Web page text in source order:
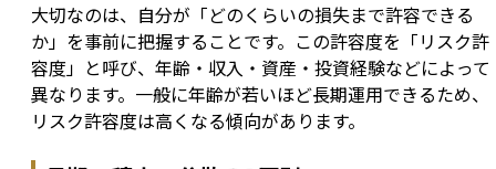
大切なのは、自分が「どのくらいの損失まで許容できる
か」を事前に把握することです。この許容度を「リスク許
容度」と呼び、年齢・収入・資産・投資経験などによって
異なります。一般に年齢が若いほど長期運用できるため、
リスク許容度は高くなる傾向があります。